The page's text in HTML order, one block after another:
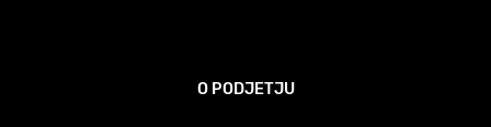
O PODJETJU